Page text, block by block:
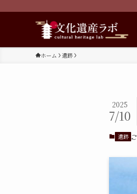
ホーム 遺跡
2025
7/10
遺跡